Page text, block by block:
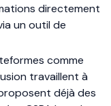
directement
un outil de
comme
travaillent à
déjà des